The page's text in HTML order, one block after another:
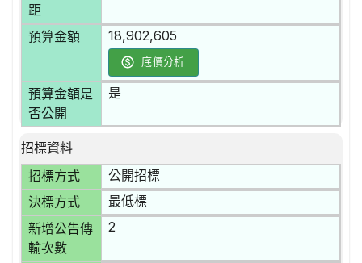
距
預算金額 18,902,605
底價分析
預算金額是
否公開
是
招標資料
招標方式
公開招標
決標方式 最低標
新增公告傳
輸次數
2